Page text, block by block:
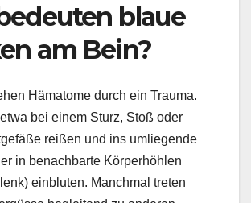
blaue
am Bein?
Hämatome durch ein Trauma.
bei einem Sturz, Stoß oder
reißen und ins umliegende
in benachbarte Körperhöhlen
einbluten. Manchmal treten